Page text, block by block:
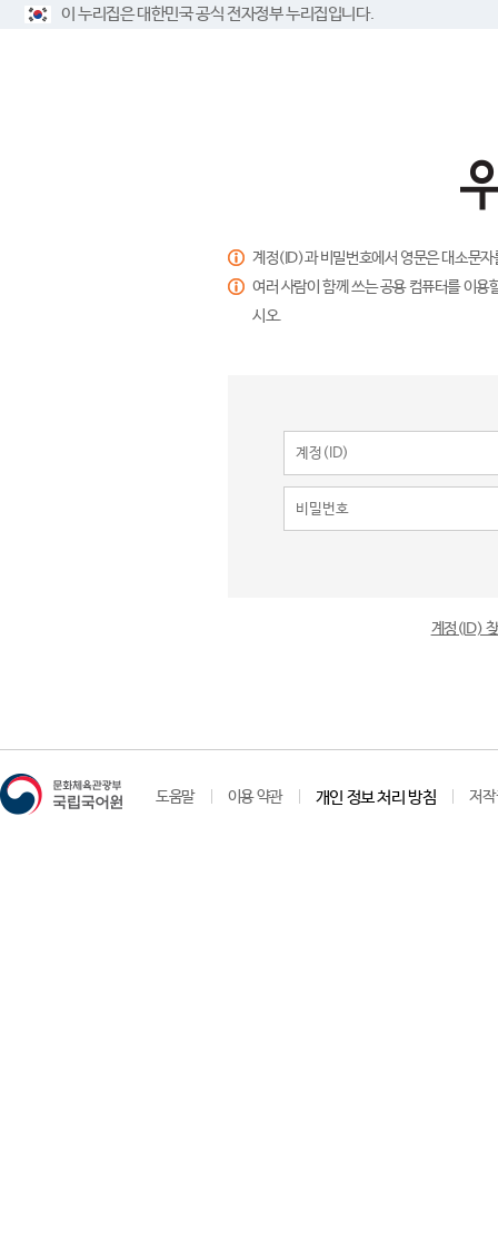
이 누리집은 대한민국 공식 전자정부 누리집입니다.
계정(ID)과 비밀번호에서 영문은 대소문
여러 사람이 함께 쓰는 공용 컴퓨터를 이
시오.
계정(ID)
도움말 이용 약관 개인 정보 처리 방침 저